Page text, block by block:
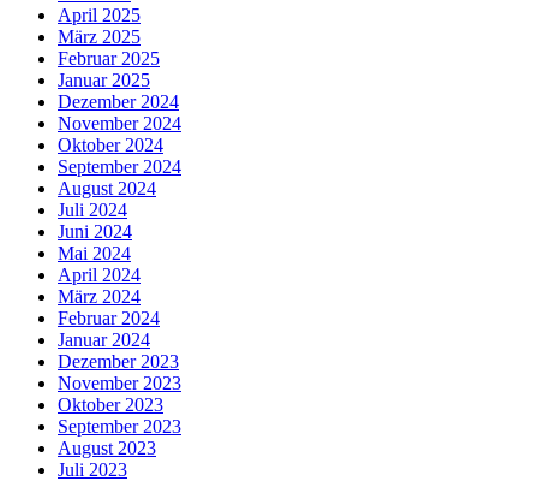
April 2025
März 2025
Februar 2025
Januar 2025
Dezember 2024
November 2024
Oktober 2024
September 2024
August 2024
Juli 2024
Juni 2024
Mai 2024
April 2024
März 2024
Februar 2024
Januar 2024
Dezember 2023
November 2023
Oktober 2023
September 2023
August 2023
Juli 2023